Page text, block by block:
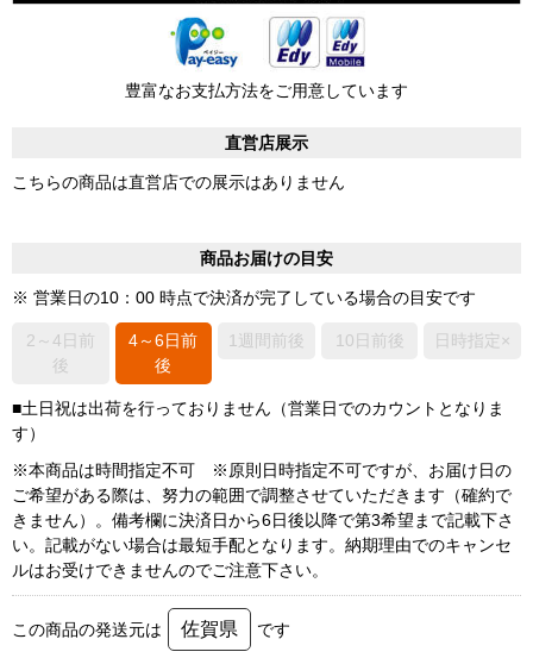
豊富なお支払方法をご用意しています
直営店展示
こちらの商品は直営店での展示はありません
商品お届けの目安
※ 営業日の10：00 時点で決済が完了している場合の目安です
2～4日前
後
4～6日前
後
1週間前後 10日前後 日時指定×
■土日祝は出荷を行っておりません（営業日でのカウントとなりま
す）
※本商品は時間指定不可 ※原則日時指定不可ですが、お届け日の
ご希望がある際は、努力の範囲で調整させていただきます（確約で
きません）。備考欄に決済日から6日後以降で第3希望まで記載下さ
い。記載がない場合は最短手配となります。納期理由でのキャンセ
ルはお受けできませんのでご注意下さい。
この商品の発送元は 佐賀県 です